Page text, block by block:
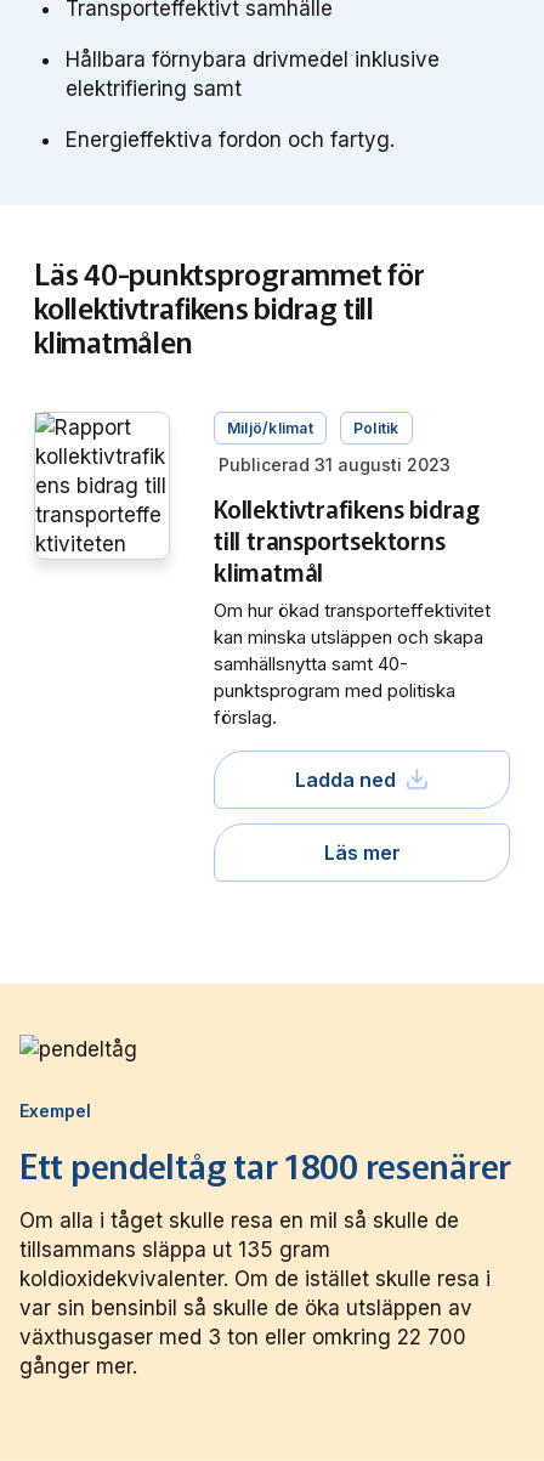
Transporteffektivt samhälle
Hållbara förnybara drivmedel inklusive
elektrifiering samt
Energieffektiva fordon och fartyg.
Läs 40-punktsprogrammet för
kollektivtrafikens bidrag till
klimatmålen
Miljö/klimat Politik
Publicerad 31 augusti 2023
Kollektivtrafikens bidrag
till transportsektorns
klimatmål
Om hur ökad transporteffektivitet
kan minska utsläppen och skapa
samhällsnytta samt 40-
punktsprogram med politiska
förslag.
Ladda ned
Läs mer
Exempel
Ett pendeltåg tar 1800 resenärer
Om alla i tåget skulle resa en mil så skulle de
tillsammans släppa ut 135 gram
koldioxidekvivalenter. Om de istället skulle resa i
var sin bensinbil så skulle de öka utsläppen av
växthusgaser med 3 ton eller omkring 22 700
gånger mer.